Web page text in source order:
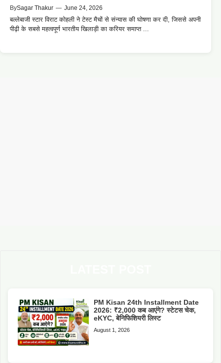
BySagar Thakur — June 24, 2026
बल्लेबाजी स्टार विराट कोहली ने टेस्ट मैचों से संन्यास की घोषणा कर दी, जिससे अपनी
पीढ़ी के सबसे महत्वपूर्ण भारतीय खिलाड़ी का करियर समाप्त ...
PM Kisan 24th Installment Date
2026: ₹2,000 कब आएंगे? स्टेटस चेक,
eKYC, बेनिफिशियरी लिस्ट
August 1, 2026